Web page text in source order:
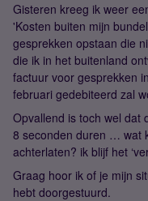
Gisteren kreeg ik weer
'Kosten buiten mijn
gesprekken opstaan die
die ik in het buitenland
factuur voor gesprekken
februari gedebiteerd zal
Opvallend is toch wel dat
8 seconden duren … wat
achterlaten? ik blijf het
Graag hoor ik of je mijn
hebt doorgestuurd.